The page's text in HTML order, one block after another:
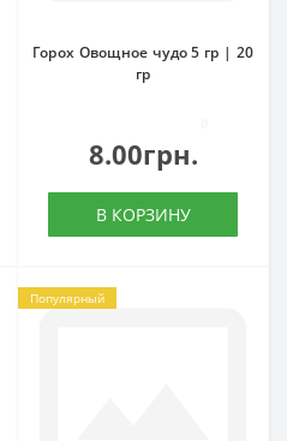
Горох Овощное чудо 5 гр | 20
гр
8.00грн.
В КОРЗИНУ
Популярный